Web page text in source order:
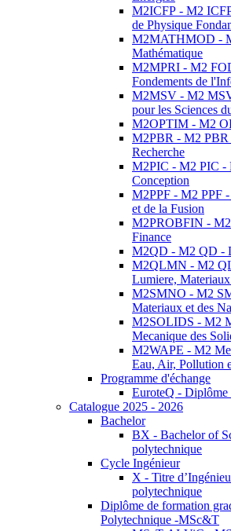
M2ICFP - M2
de Physique
M2MATHMOD -
Mathématique
M2MPRI - M2
Fondements de
M2MSV - M2
pour les Sciences
M2OPTIM - M2
M2PBR - M2 PBR
Recherche
M2PIC - M2 PIC -
Conception
M2PPF - M2 PPF -
et de la Fusion
M2PROBFIN - M2
Finance
M2QD - M2 QD -
M2QLMN - M2
Lumiere,
M2SMNO - M2
Materiaux et des
M2SOLIDS - M2
Mecanique des
M2WAPE - M2
Eau, Air, Pollution
Programme d'échange
EuroteQ - Diplôme
Catalogue 2025 - 2026
Bachelor
BX - Bachelor of
polytechnique
Cycle Ingénieur
X - Titre
polytechnique
Diplôme de formation
Polytechnique -MSc&T